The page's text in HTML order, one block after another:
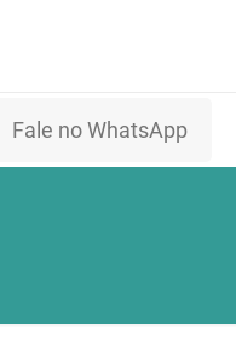
Fale no WhatsApp